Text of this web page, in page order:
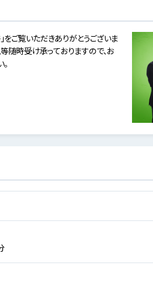
をご覧いただきありがとうございま
随時受け承っておりますので、お